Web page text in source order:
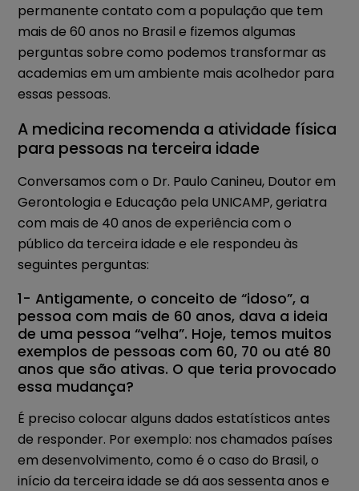
permanente contato com a população que tem
mais de 60 anos no Brasil e fizemos algumas
perguntas sobre como podemos transformar as
academias em um ambiente mais acolhedor para
essas pessoas.
A medicina recomenda a atividade física
para pessoas na terceira idade
Conversamos com o Dr. Paulo Canineu, Doutor em
Gerontologia e Educação pela UNICAMP, geriatra
com mais de 40 anos de experiência com o
público da terceira idade e ele respondeu às
seguintes perguntas:
1- Antigamente, o conceito de “idoso”, a
pessoa com mais de 60 anos, dava a ideia
de uma pessoa “velha”. Hoje, temos muitos
exemplos de pessoas com 60, 70 ou até 80
anos que são ativas. O que teria provocado
essa mudança?
É preciso colocar alguns dados estatísticos antes
de responder. Por exemplo: nos chamados países
em desenvolvimento, como é o caso do Brasil, o
início da terceira idade se dá aos sessenta anos e